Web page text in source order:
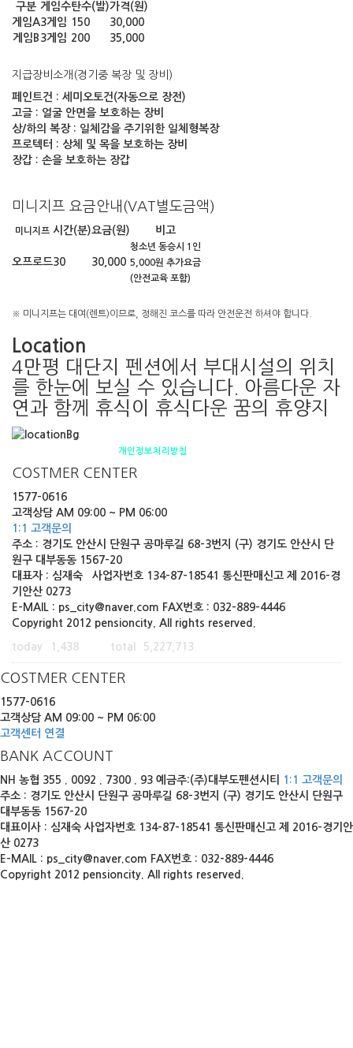
구분 게임수탄수(발)가격(원)
게임A3게임 150
30,000
게임B 3게임 200 35,000
지급장비소개(경기중 복장 및 장비)
페인트건 : 세미오토건(자동으로 장전)
고글 : 얼굴 안면을 보호하는 장비
상/하의 복장 : 일체감을 주기위한 일체형복장
프로텍터 : 상체 및 목을 보호하는 장비
장갑 : 손을 보호하는 장갑
미니지프 요금안내(VAT별도금액)
미니지프 시간(분)요금(원) 비고
오프로드30 30,000
청소년 동승시 1인
5,000원 추가요금
(안전교육 포함)
※ 미니지프는 대여(렌트)이므로, 정해진 코스를 따라 안전운전 하셔야 합니다.
Location
4만평 대단지 펜션에서 부대시설의 위치
를 한눈에 보실 수 있습니다. 아름다운 자
연과 함께 휴식이 휴식다운 꿈의 휴양지
개인정보처리방침
COSTMER CENTER
1577-0616
고객상담 AM 09:00 ~ PM 06:00
1:1 고객문의
주소 : 경기도 안산시 단원구 공마루길 68-3번지 (구) 경기도 안산시 단
원구 대부동동 1567-20
대표자 : 심재숙 사업자번호 134-87-18541 통신판매신고 제 2016-경
기안산 0273
E-MAIL : ps_city@naver.com FAX번호 : 032-889-4446
Copyright 2012 pensioncity. All rights reserved.
today 1,438 total 5,227,713
COSTMER CENTER
1577-0616
고객상담 AM 09:00 ~ PM 06:00
고객센터 연결
BANK ACCOUNT
NH 농협 355 . 0092 . 7300 . 93 예금주:(주)대부도펜션시티
1:1 고객문의
주소 : 경기도 안산시 단원구 공마루길 68-3번지 (구) 경기도 안산시 단원구
대부동동 1567-20
대표이사 : 심재숙 사업자번호 134-87-18541 통신판매신고 제 2016-경기안
산 0273
E-MAIL : ps_city@naver.com FAX번호 : 032-889-4446
Copyright 2012 pensioncity. All rights reserved.